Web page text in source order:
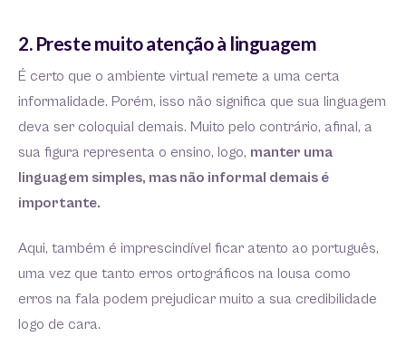
2. Preste muito atenção à linguagem
É certo que o ambiente virtual remete a uma certa
informalidade. Porém, isso não significa que sua linguagem
deva ser coloquial demais. Muito pelo contrário, afinal, a
sua figura representa o ensino, logo, manter uma
linguagem simples, mas não informal demais é
importante.
Aqui, também é imprescindível ficar atento ao português,
uma vez que tanto erros ortográficos na lousa como
erros na fala podem prejudicar muito a sua credibilidade
logo de cara.